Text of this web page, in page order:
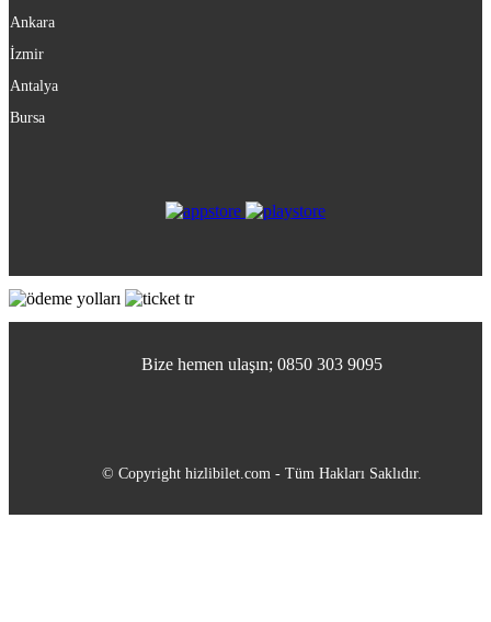
Ankara
İzmir
Antalya
Bursa
Bize hemen ulaşın; 0850 303 9095
© Copyright hizlibilet.com - Tüm Hakları Saklıdır.